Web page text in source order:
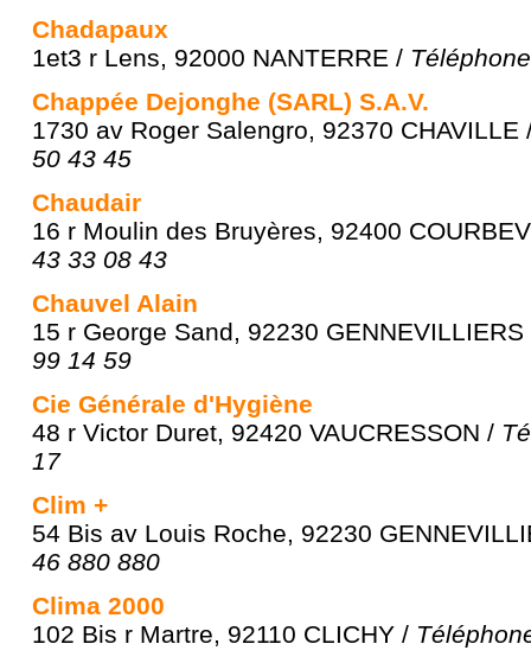
Chadapaux
1et3 r Lens, 92000 NANTERRE /
Chappée Dejonghe (SARL) S.A.V.
1730 av Roger Salengro, 92370 CHAVILLE
50 43 45
Chaudair
16 r Moulin des Bruyères, 92400
43 33 08 43
Chauvel Alain
15 r George Sand, 92230
99 14 59
Cie Générale d'Hygiène
48 r Victor Duret, 92420 VAUCRESSON /
17
Clim +
54 Bis av Louis Roche, 92230
46 880 880
Clima 2000
102 Bis r Martre, 92110 CLICHY /